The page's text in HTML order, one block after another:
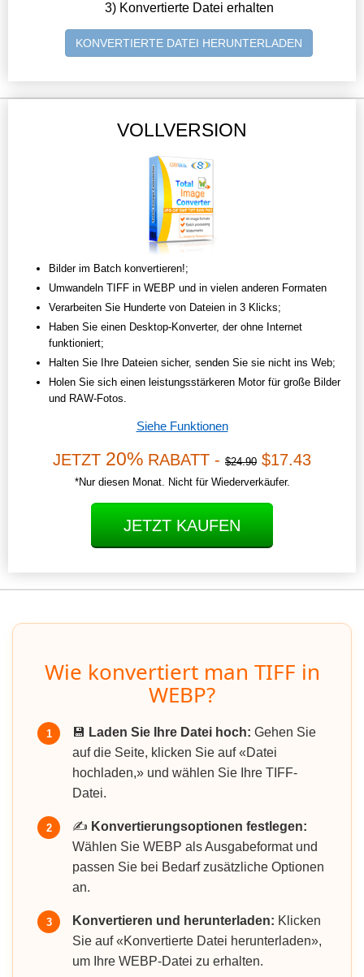
3) Konvertierte Datei erhalten
KONVERTIERTE DATEI HERUNTERLADEN
VOLLVERSION
Bilder im Batch konvertieren!;
Umwandeln TIFF in WEBP und in vielen anderen Formaten
Verarbeiten Sie Hunderte von Dateien in 3 Klicks;
Haben Sie einen Desktop-Konverter, der ohne Internet
funktioniert;
Halten Sie Ihre Dateien sicher, senden Sie sie nicht ins Web;
Holen Sie sich einen leistungsstärkeren Motor für große Bilder
und RAW-Fotos.
Siehe Funktionen
JETZT 20% RABATT - $24.90 $17.43
*Nur diesen Monat. Nicht für Wiederverkäufer.
JETZT KAUFEN
Wie konvertiert man TIFF in
WEBP?
1 💾 Laden Sie Ihre Datei hoch: Gehen Sie
auf die Seite, klicken Sie auf «Datei
hochladen,» und wählen Sie Ihre TIFF-
Datei.
2 ✍️ Konvertierungsoptionen festlegen:
Wählen Sie WEBP als Ausgabeformat und
passen Sie bei Bedarf zusätzliche Optionen
an.
3 Konvertieren und herunterladen: Klicken
Sie auf «Konvertierte Datei herunterladen»,
um Ihre WEBP-Datei zu erhalten.